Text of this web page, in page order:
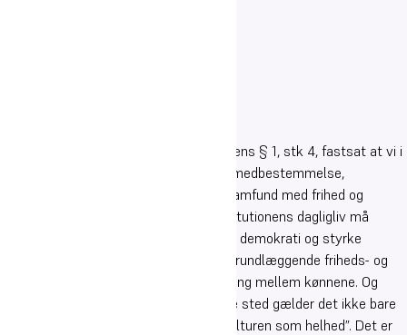
Helt overordnet er det jo i gymnasielovens § 1, stk 4, fastsat at vi i
gymnasiet “skal forberede eleverne til medbestemmelse,
medansvar, rettigheder og pligter i et samfund med frihed og
folkestyre. Undervisningen og hele institutionens dagligliv må
derfor bygge på åndsfrihed, ligeværd og demokrati og styrke
elevernes kendskab til og respekt for grundlæggende friheds- og
menneskerettigheder, herunder ligestilling mellem kønnene. Og
som det hedder indledningsvis i samme sted gælder det ikke bare
selve uddannelsen, men “institutionskulturen som helhed”. Det er